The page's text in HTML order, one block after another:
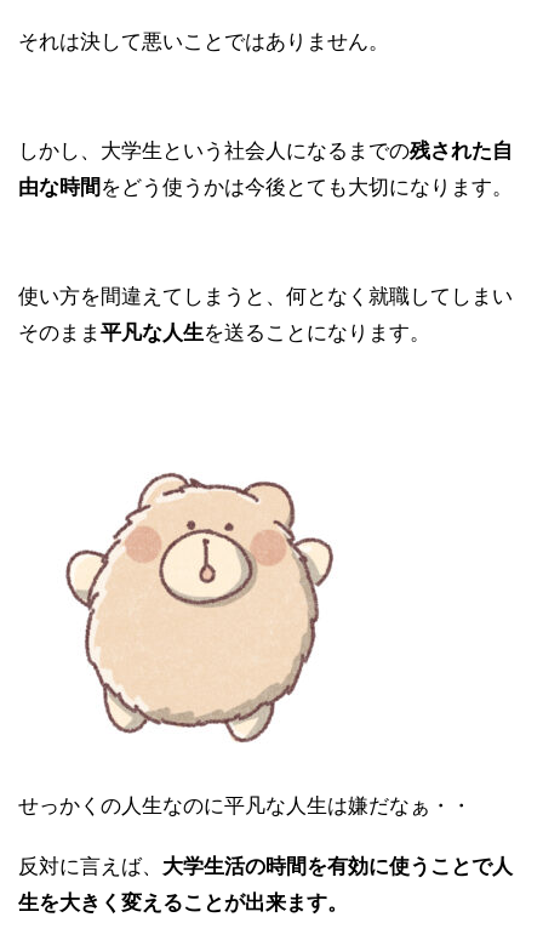
それは決して悪いことではありません。
しかし、大学生という社会人になるまでの残された自
由な時間 をどう使うかは今後とても大切になります。
使い方を間違えてしまうと、何となく就職してしまい
そのまま 平凡な人生を送ることになります。
せっかくの人生なのに平凡な人生は嫌だなぁ・・
反対に言えば、 大学生活の時間を有効に使うことで人
生を大きく変えることが出来ます。